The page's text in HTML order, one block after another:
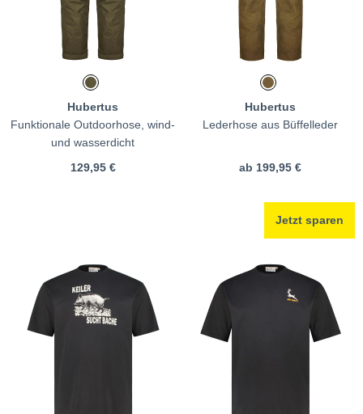
Hubertus
Funktionale Outdoorhose, wind-
und wasserdicht
129,95 €
Hubertus
Lederhose aus Büffelleder
ab 199,95 €
Jetzt sparen